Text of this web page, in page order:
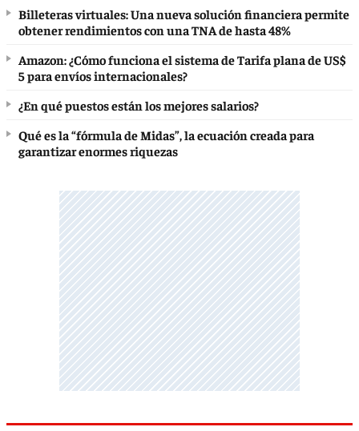
Billeteras virtuales: Una nueva solución financiera permite
obtener rendimientos con una TNA de hasta 48%
Amazon: ¿Cómo funciona el sistema de Tarifa plana de US$
5 para envíos internacionales?
¿En qué puestos están los mejores salarios?
Qué es la “fórmula de Midas”, la ecuación creada para
garantizar enormes riquezas